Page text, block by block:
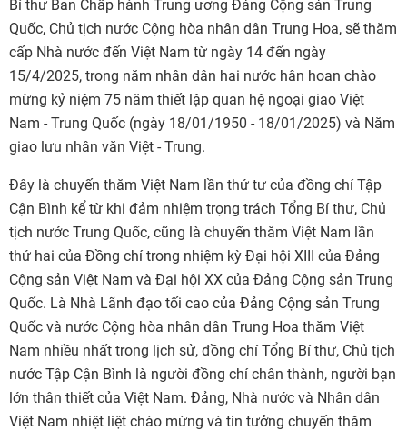
Bí thư Ban Chấp hành Trung ương Đảng Cộng sản Trung
Quốc, Chủ tịch nước Cộng hòa nhân dân Trung Hoa, sẽ thăm
cấp Nhà nước đến Việt Nam từ ngày 14 đến ngày
15/4/2025, trong năm nhân dân hai nước hân hoan chào
mừng kỷ niệm 75 năm thiết lập quan hệ ngoại giao Việt
Nam - Trung Quốc (ngày 18/01/1950 - 18/01/2025) và Năm
giao lưu nhân văn Việt - Trung.
Đây là chuyến thăm Việt Nam lần thứ tư của đồng chí Tập
Cận Bình kể từ khi đảm nhiệm trọng trách Tổng Bí thư, Chủ
tịch nước Trung Quốc, cũng là chuyến thăm Việt Nam lần
thứ hai của Đồng chí trong nhiệm kỳ Đại hội XIII của Đảng
Cộng sản Việt Nam và Đại hội XX của Đảng Cộng sản Trung
Quốc. Là Nhà Lãnh đạo tối cao của Đảng Cộng sản Trung
Quốc và nước Cộng hòa nhân dân Trung Hoa thăm Việt
Nam nhiều nhất trong lịch sử, đồng chí Tổng Bí thư, Chủ tịch
nước Tập Cận Bình là người đồng chí chân thành, người bạn
lớn thân thiết của Việt Nam. Đảng, Nhà nước và Nhân dân
Việt Nam nhiệt liệt chào mừng và tin tưởng chuyến thăm